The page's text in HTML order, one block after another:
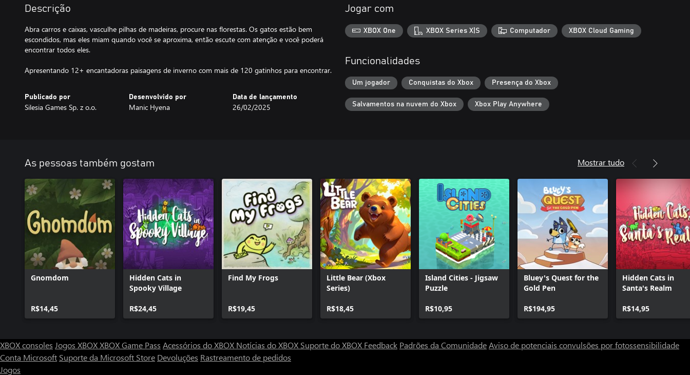
Descrição
Abra carros e caixas, vasculhe pilhas de madeiras, procure nas florestas. Os gatos estão bem
escondidos, mas eles miam quando você se aproxima, então escute com atenção e você poderá
encontrar todos eles.
Apresentando 12+ encantadoras paisagens de inverno com mais de 120 gatinhos para encontrar.
Publicado por
Silesia Games Sp. z o.o.
Desenvolvido por
Manic Hyena
Data de lançamento
26/02/2025
Jogar com
XBOX One XBOX Series X|S Computador XBOX Cloud Gaming
Funcionalidades
Um jogador Conquistas do Xbox Presença do Xbox
Salvamentos na nuvem do Xbox Xbox Play Anywhere
As pessoas também gostam Mostrar tudo
Gnomdom
R$14,45
Hidden Cats in
Spooky Village
R$24,45
Find My Frogs
R$19,45
Little Bear (Xbox
Series)
R$18,45
Island Cities - Jigsaw
Puzzle
R$10,95
Bluey's Quest for the
Gold Pen
R$194,95
Hidden Cats in
Santa's Realm
R$14,95
XBOX consoles Jogos XBOXXBOX Game Pass Acessórios do XBOX Notícias do XBOX Suporte do XBOX Feedback Padrões da ComunidadeAviso de potenciais convulsões por fotossensibilidade
Conta Microsoft Suporte da Microsoft Store Devoluções Rastreamento de pedidos
Jogos